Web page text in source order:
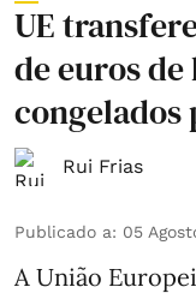
UE
de euros
congelados
Rui Frias
Publicado a: 05
A União